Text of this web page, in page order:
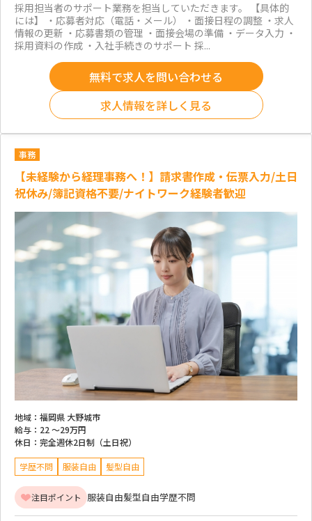
採用担当者のサポート業務を担当していただきます。 【具体的
には】 ・応募者対応（電話・メール） ・面接日程の調整 ・求人
情報の更新 ・応募書類の管理 ・面接会場の準備 ・データ入力 ・
採用資料の作成 ・入社手続きのサポート 採...
無料で求人を問い合わせる
求人情報を詳しく見る
事務
【未経験から経理事務へ！】請求書作成・伝票入力/土日
祝休み/簿記資格不要/ナイトワーク経験者歓迎
地域： 福岡県 大野城市
給与： 22 ～29万円
休日： 完全週休2日制（土日祝）
学歴不問 服装自由 髪型自由
注目ポイント 服装自由髪型自由学歴不問